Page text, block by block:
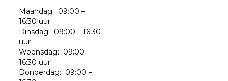
Maandag: 09:00 –
16:30 uur
Dinsdag: 09:00 – 16:30
uur
Woensdag: 09:00 –
16:30 uur
Donderdag: 09:00 –